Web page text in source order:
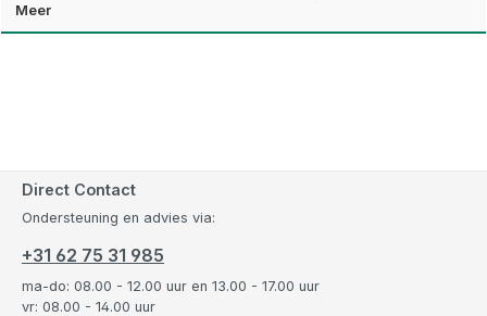
Meer
Direct Contact
Ondersteuning en advies via:
+31 62 75 31 985
ma-do: 08.00 - 12.00 uur en 13.00 - 17.00 uur
vr: 08.00 - 14.00 uur